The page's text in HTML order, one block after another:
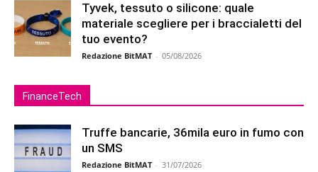
Tyvek, tessuto o silicone: quale
materiale scegliere per i braccialetti del
tuo evento?
Redazione BitMAT - 05/08/2026
FinanceTech
Truffe bancarie, 36mila euro in fumo con
un SMS
Redazione BitMAT - 31/07/2026